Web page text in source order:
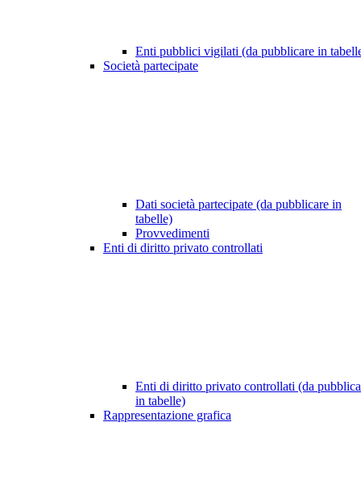
Enti pubblici vigilati (da pubblicare in
Società partecipate
Dati società partecipate (da pubblicare in
tabelle)
Provvedimenti
Enti di diritto privato controllati
Enti di diritto privato controllati (da
in tabelle)
Rappresentazione grafica